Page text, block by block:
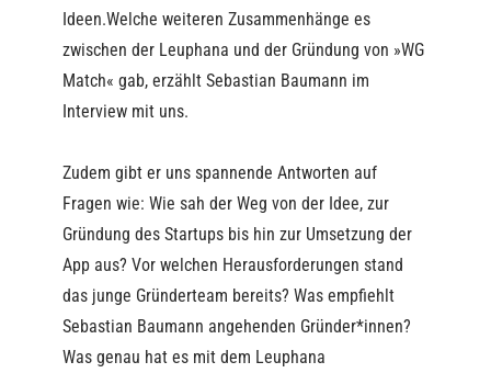
Ideen.Welche weiteren Zusammenhänge es
zwischen der Leuphana und der Gründung von »WG
Match« gab, erzählt Sebastian Baumann im
Interview mit uns.
Zudem gibt er uns spannende Antworten auf
Fragen wie: Wie sah der Weg von der Idee, zur
Gründung des Startups bis hin zur Umsetzung der
App aus? Vor welchen Herausforderungen stand
das junge Gründerteam bereits? Was empfiehlt
Sebastian Baumann angehenden Gründer*innen?
Was genau hat es mit dem Leuphana